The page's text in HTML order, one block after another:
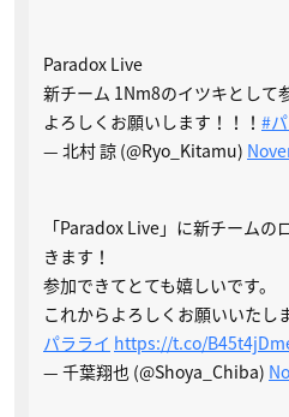
Paradox Live
新チーム 1Nm8のイツキとして
よろしくお願いします！！！ #
— 北村 諒 (@Ryo_Kitamu)
「Paradox Live」に新チーム
きます！
参加できてとても嬉しいです。
これからよろしくお願いいたし
パラライ https://t.co/
— 千葉翔也 (@Shoya_Chiba)